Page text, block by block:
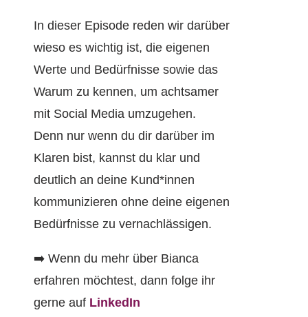
In dieser Episode reden wir darüber
wieso es wichtig ist, die eigenen
Werte und Bedürfnisse sowie das
Warum zu kennen, um achtsamer
mit Social Media umzugehen.
Denn nur wenn du dir darüber im
Klaren bist, kannst du klar und
deutlich an deine Kund*innen
kommunizieren ohne deine eigenen
Bedürfnisse zu vernachlässigen.
➡️ Wenn du mehr über Bianca
erfahren möchtest, dann folge ihr
gerne auf LinkedIn